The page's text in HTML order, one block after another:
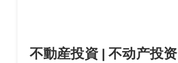
不動産投資 | 不动产投资